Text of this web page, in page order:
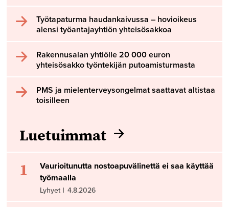
Työtapaturma haudankaivussa – hovioikeus
alensi työantajayhtiön yhteisösakkoa
Rakennusalan yhtiölle 20 000 euron
yhteisösakko työntekijän putoamisturmasta
PMS ja mielenterveysongelmat saattavat altistaa
toisilleen
Luetuimmat
1
Vaurioitunutta nostoapuvälinettä ei saa käyttää
työmaalla
Lyhyet | 4.8.2026